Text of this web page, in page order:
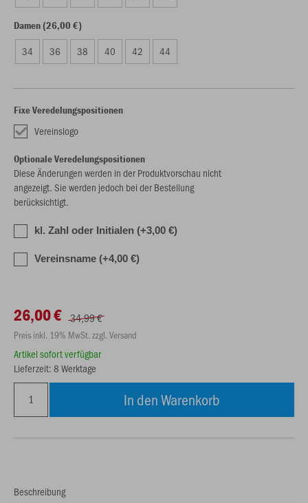
Damen (26,00 €)
34 36 38 40 42 44
Fixe Veredelungspositionen
Vereinslogo
Optionale Veredelungspositionen
Diese Änderungen werden in der Produktvorschau nicht
angezeigt. Sie werden jedoch bei der Bestellung
berücksichtigt.
kl. Zahl oder Initialen (+3,00 €)
Vereinsname (+4,00 €)
26,00 € 34,99 €
Preis inkl. 19% MwSt. zzgl. Versand
Artikel sofort verfügbar
Lieferzeit: 8 Werktage
In den Warenkorb
Beschreibung